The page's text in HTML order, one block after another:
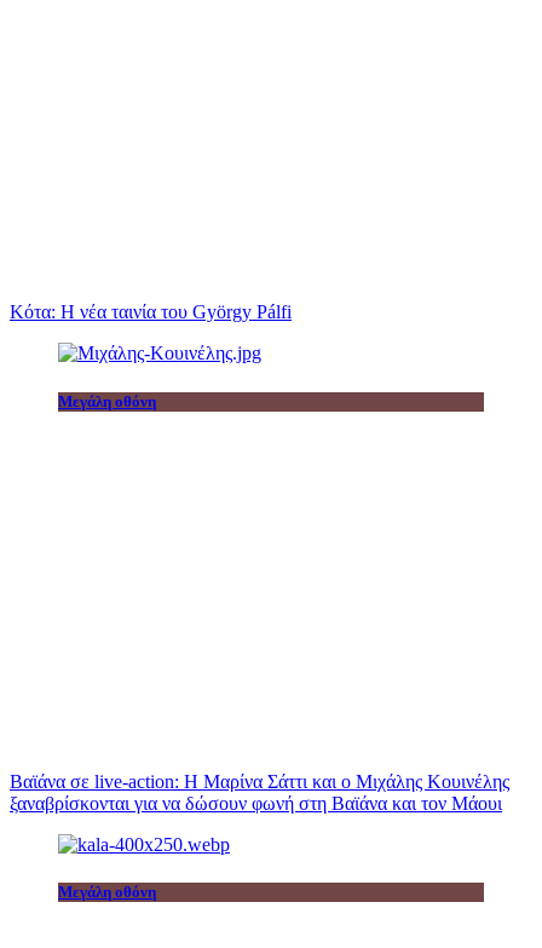
Κότα: Η νέα ταινία του György Pálfi
Μεγάλη οθόνη
Βαϊάνα σε live-action: Η Μαρίνα Σάττι και ο Μιχάλης Κουινέλης
ξαναβρίσκονται για να δώσουν φωνή στη Βαϊάνα και τον Μάουι
Μεγάλη οθόνη